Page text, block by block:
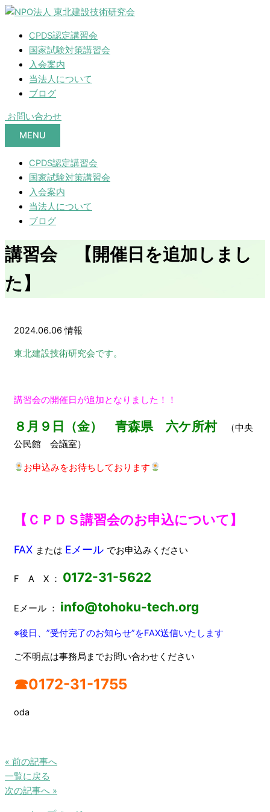
CPDS認定講習会
国家試験対策講習会
入会案内
当法人について
ブログ
お問い合わせ
MENU
CPDS認定講習会
国家試験対策講習会
入会案内
当法人について
ブログ
講習会 【開催日を追加しまし
た】
2024.06.06 情報
東北建設技術研究会です。
講習会の開催日が追加となりました！！
８月９日（金） 青森県 六ケ所村
（中央
公民館 会議室）
お申込みをお待ちしております
【ＣＰＤＳ講習会のお申込について】
FAX または Eメール でお申込みください
F A X ： 0172-31-5622
Eメール ： info@tohoku-tech.org
※後日、”受付完了のお知らせ”をFAX送信いたします
ご不明点は事務局までお問い合わせください
☎0172-31-1755
oda
« 前の記事へ
一覧に戻る
次の記事へ »